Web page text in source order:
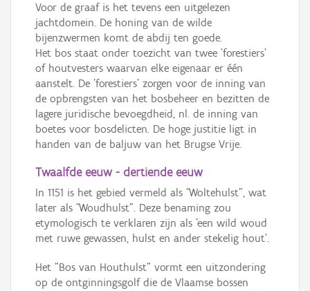
Voor de graaf is het tevens een uitgelezen
jachtdomein. De honing van de wilde
bijenzwermen komt de abdij ten goede.
Het bos staat onder toezicht van twee 'forestiers'
of houtvesters waarvan elke eigenaar er één
aanstelt. De 'forestiers' zorgen voor de inning van
de opbrengsten van het bosbeheer en bezitten de
lagere juridische bevoegdheid, nl. de inning van
boetes voor bosdelicten. De hoge justitie ligt in
handen van de baljuw van het Brugse Vrije.
Twaalfde eeuw - dertiende eeuw
In 1151 is het gebied vermeld als "Woltehulst", wat
later als "Woudhulst". Deze benaming zou
etymologisch te verklaren zijn als 'een wild woud
met ruwe gewassen, hulst en ander stekelig hout'.
Het "Bos van Houthulst" vormt een uitzondering
op de ontginningsgolf die de Vlaamse bossen